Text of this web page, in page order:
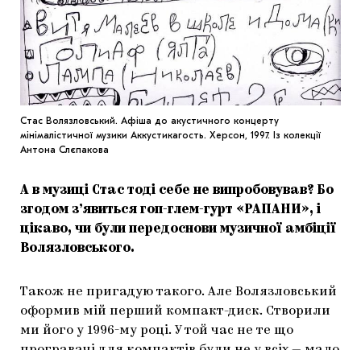
Стас Волязловський. Афіша до акустичного концерту
мінімалістичної музики Аккустикагость. Херсон, 1997. Із колекції
Антона Слєпакова
А в музиці Стас тоді себе не випробовував? Бо
згодом з’явиться гоп-глем-гурт «РАПАНИ», і
цікаво, чи були передоснови музичної амбіції
Волязловського.
Також не пригадую такого. Але Волязловський
оформив мій перший компакт-диск. Створили
ми його у 1996-му році. У той час не те що